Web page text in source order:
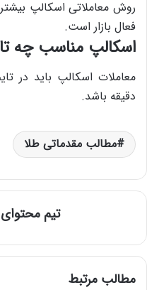
روش معاملاتی اسکالپ
فعال بازار است.
اسکالپ مناسب چه
دقیقه باشد.
مطالب مقدماتی طلا
تیم
مطالب مرتبط